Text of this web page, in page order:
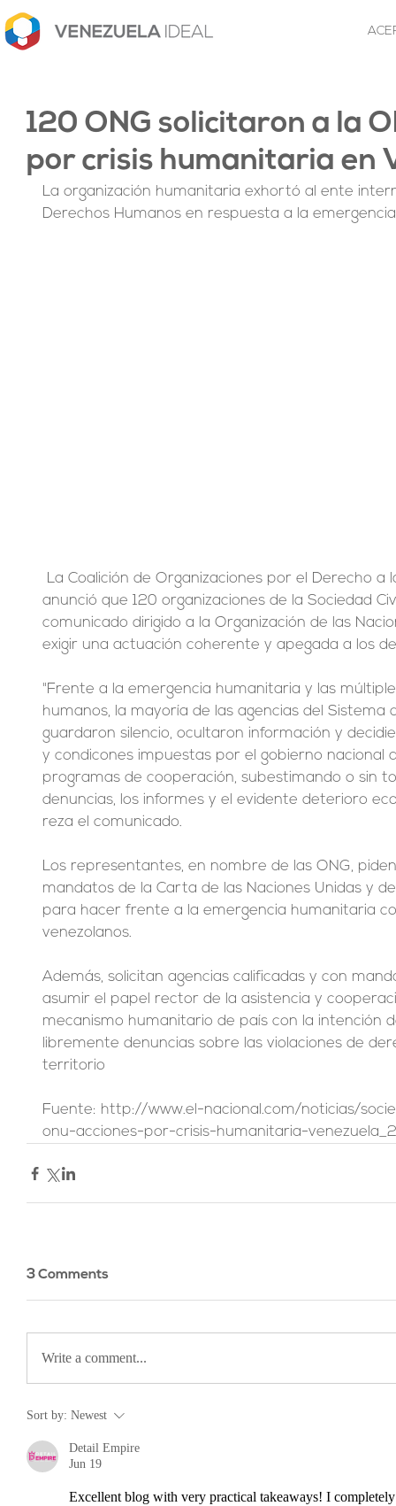
120 ONG solicitaron a la
por crisis humanitaria en
La organización humanitaria exhortó al ente
Derechos Humanos en respuesta a la
anunció que 120 organizaciones de la Sociedad
comunicado dirigido a la Organización de las
exigir una actuación coherente y apegada a los
"Frente a la emergencia humanitaria y las
humanos, la mayoría de las agencias del Sistema
guardaron silencio, ocultaron información y
y condicones impuestas por el gobierno nacional
programas de cooperación, subestimando o sin
denuncias, los informes y el evidente deterioro
reza el comunicado.
Los representantes, en nombre de las ONG,
mandatos de la Carta de las Naciones Unidas y
para hacer frente a la emergencia humanitaria
venezolanos.
Además, solicitan agencias calificadas y con
asumir el papel rector de la asistencia y
mecanismo humanitario de país con la intención
libremente denuncias sobre las violaciones de
territorio
Fuente: http://www.el-nacional.com/noticias/
onu-acciones-por-crisis-humanitaria-
3 Comments
Write a comment...
Sort by: Newest
Detail Empire
Jun 19
Excellent blog with very practical takeaways! I